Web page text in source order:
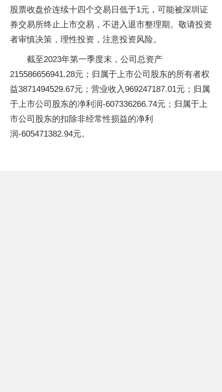
股票收盘价连续十四个交易日低于1元，可能被深圳证
券交易所终止上市交易，不进入退市整理期。敬请投资
者审慎决策，理性投资，注意投资风险。
截至2023年第一季度末，公司总资产
215586656941.28元；归属于上市公司股东的所有者权
益3871494529.67元；营业收入969247187.01元；归属
于上市公司股东的净利润-607336266.74元；归属于上
市公司股东的扣除非经常性损益的净利
润-605471382.94元。